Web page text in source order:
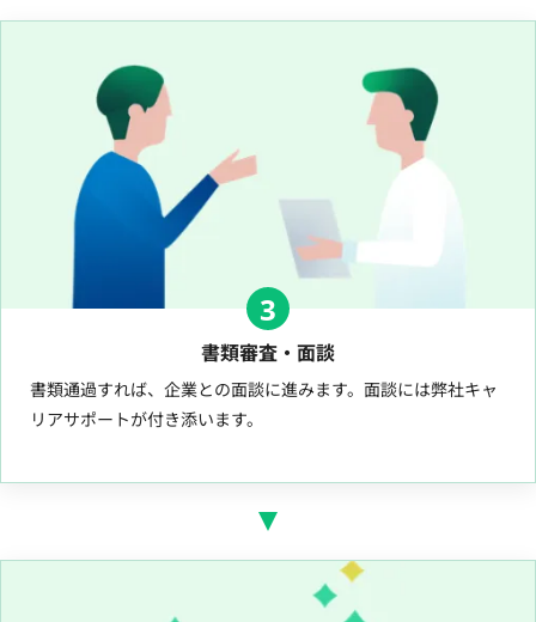
3
書類審査・面談
書類通過すれば、企業との面談に進みます。面談には弊社キャ
リアサポートが付き添います。